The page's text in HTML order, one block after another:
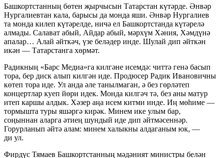
Башкортстанның бөтен җырчысын Татарстан күтәрде. Әнвәр
Нургалиевтан кала, барысы да монда яши. Әнвәр Нургалиев
та монда килеп күтәрелде, ничә ел Башкортстанда күтәрелә
алмады. Салават абый, Айдар абый, мәрхүм Хәния, Хәмдүнә
апалар… Алай әйткәч, үзе беләдер инде. Шулай дип әйткән
икән — Татарстанга хөрмәт.
Радикның «Барс Медиа»га килгәне исемдә: читтә генә басып
тора, бер диск алып килгән иде. Продюсер Радик Ивановичны
көтеп тора иде. Ул анда әле танылмаган, ә без гөрләтеп
концертлар куеп йөри идек. Монда килгәч тә, без аны матур
итеп каршы алдык. Хәзер аңа исем китми инде. Иң мөһиме —
тормышта туры яшәргә кирәк. Минем ике улым бар,
соңыннан аларга әтиең шундый иде дип әйтмәсеннәр.
Горурланып әйтә алам: минем халыкны алдаганым юк, —
ди ул.
Фирдүс Тямаев Башкортстанның мәдәният министры белән